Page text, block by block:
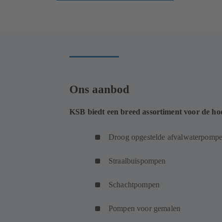
Ons aanbod
KSB biedt een breed assortiment voor de
Droog opgestelde
Straalbuispompen
Schachtpompen
Pompen voor gemalen